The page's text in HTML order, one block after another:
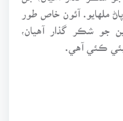
ملهايو. آئون خاص طور
جو شڪر گذار آهيان،
ڪئي آهي.